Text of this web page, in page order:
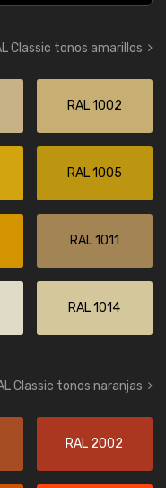
Classic tonos amarillos
RAL 1002
RAL 1005
RAL 1011
RAL 1014
Classic tonos naranjas
RAL 2002